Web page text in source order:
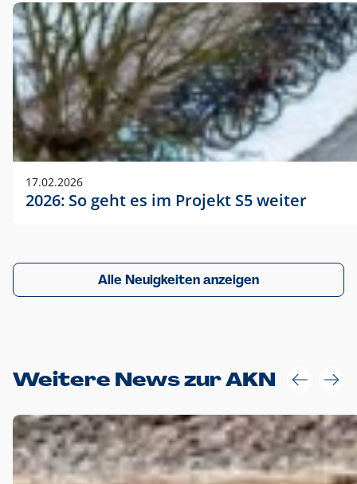
17.02.2026
2026: So geht es im Projekt S5 weiter
Alle Neuigkeiten anzeigen
Weitere News zur AKN